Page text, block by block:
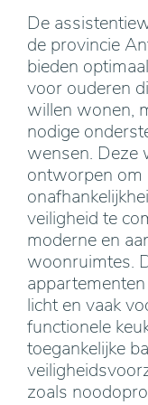
De
de provincie
bieden
voor ouderen
willen wonen,
nodige
wensen. Deze
ontworpen om
veiligheid te
moderne en
woonruimtes.
licht en vaak
functionele
toegankelijke
zoals